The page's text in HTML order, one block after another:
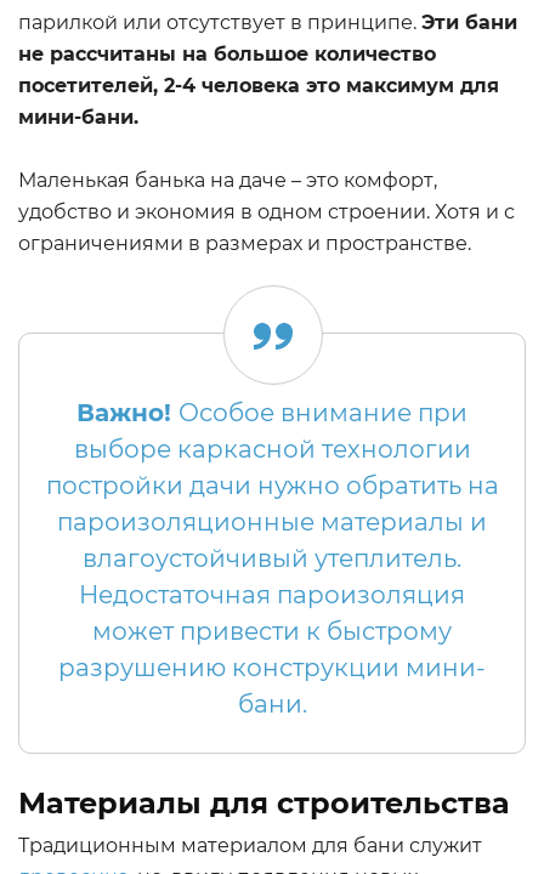
парилкой или отсутствует в принципе. Эти бани
не рассчитаны на большое количество
посетителей, 2-4 человека это максимум для
мини-бани.
Маленькая банька на даче – это комфорт,
удобство и экономия в одном строении. Хотя и с
ограничениями в размерах и пространстве.
Важно! Особое внимание при
выборе каркасной технологии
постройки дачи нужно обратить на
пароизоляционные материалы и
влагоустойчивый утеплитель.
Недостаточная пароизоляция
может привести к быстрому
разрушению конструкции мини-
бани.
Материалы для строительства
Традиционным материалом для бани служит